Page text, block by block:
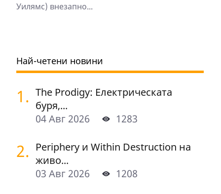
Уилямс) внезапно...
Най-четени новини
1. The Prodigy: Електрическата
буря,...
04 Авг 2026
1283
2. Periphery и Within Destruction на
живо...
03 Авг 2026
1208